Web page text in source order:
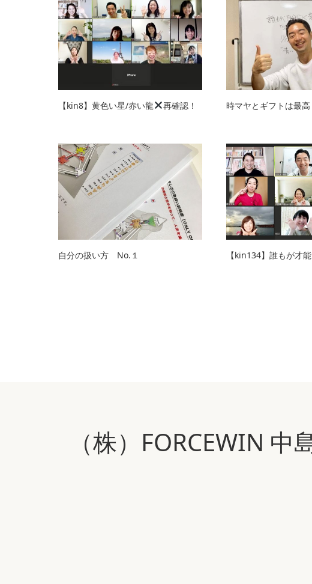
【kin8】黄色い星/赤い龍 再確認！ 時マヤとギフトは最高
自分の扱い方 No.１ 【kin134】誰もが才
（株）FORCEWIN